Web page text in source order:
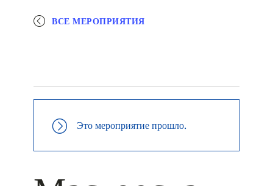
ВСЕ МЕРОПРИЯТИЯ
Это мероприятие прошло.